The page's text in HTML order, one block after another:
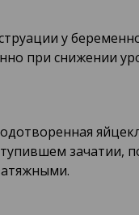
у
при снижении
зачатии,